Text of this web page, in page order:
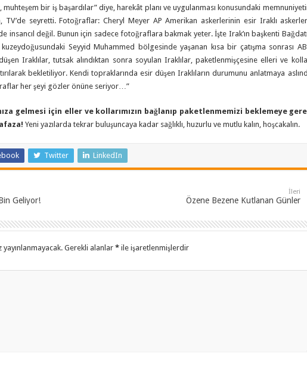
muhteşem bir iş başardılar” diye, harekât planı ve uygulanması konusundaki
TV’de seyretti. Fotoğraflar: Cheryl Meyer AP Amerikan askerlerinin esir Iraklı
insancıl değil. Bunun için sadece fotoğraflara bakmak yeter. İşte Irak’ın başkenti
Seyyid Muhammed bölgesinde yaşanan kısa bir çatışma sonrası
Iraklılar, tutsak alındıktan sonra soyulan Iraklılar, paketlenmişçesine elleri ve
bekletiliyor. Kendi topraklarında esir düşen Iraklıların durumunu anlatmaya
her şeyi gözler önüne seriyor…”
gelmesi için eller ve kollarımızın bağlanıp paketlenmemizi beklemeye
Yeni yazılarda tekrar buluşuncaya kadar sağlıklı, huzurlu ve mutlu kalın, hoşcakalın.
Twitter LinkedIn
Geliyor!
İleri
Özene Bezene Kutlanan Günler
Gerekli alanlar *ile işaretlenmişlerdir